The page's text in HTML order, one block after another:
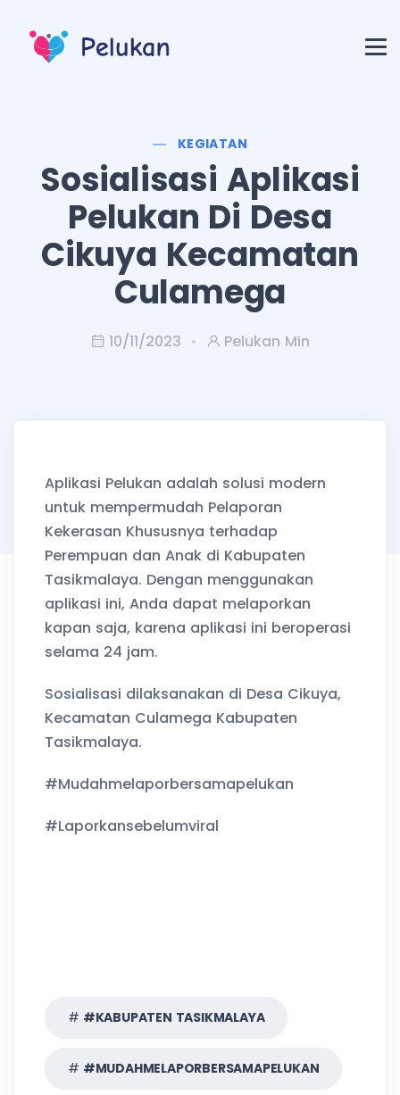
KEGIATAN
Sosialisasi Aplikasi
Pelukan Di Desa
Cikuya Kecamatan
Culamega
10/11/2023 Pelukan Min
Aplikasi Pelukan adalah solusi modern
untuk mempermudah Pelaporan
Kekerasan Khususnya terhadap
Perempuan dan Anak di Kabupaten
Tasikmalaya. Dengan menggunakan
aplikasi ini, Anda dapat melaporkan
kapan saja, karena aplikasi ini beroperasi
selama 24 jam.
Sosialisasi dilaksanakan di Desa Cikuya,
Kecamatan Culamega Kabupaten
Tasikmalaya.
#Mudahmelaporbersamapelukan
#Laporkansebelumviral
#KABUPATEN TASIKMALAYA
#MUDAHMELAPORBERSAMAPELUKAN